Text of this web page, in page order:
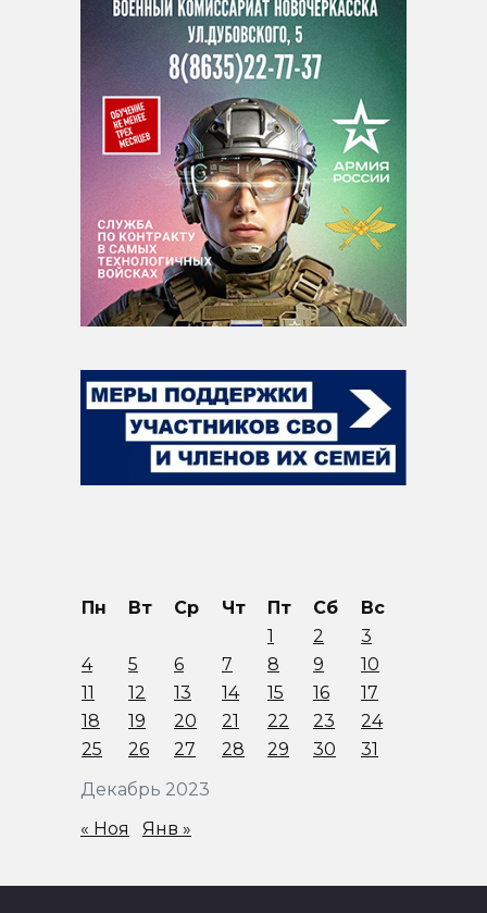
Декабрь 2023
Пн Вт Ср Чт Пт Сб
Вс
1
2
3
4
5 6 7 8 9
10
11
12 13 14 15 16
17
18
19 20 21 22 23
24
25
26 27 28 29 30 31
« Ноя Янв »